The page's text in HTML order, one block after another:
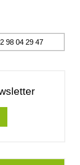
98 04 29 47